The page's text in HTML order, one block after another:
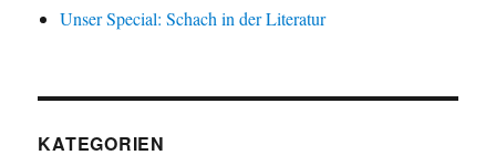
Unser Special: Schach in der Literatur
KATEGORIEN